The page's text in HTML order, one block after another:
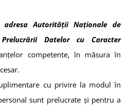
Autorităţii Naţionale de
Datelor cu Caracter
competente, în măsura în
cu privire la modul în
sunt prelucrate și pentru a